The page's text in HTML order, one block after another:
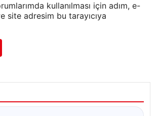
kullanılması için adım, e-
site adresim bu tarayıcıya